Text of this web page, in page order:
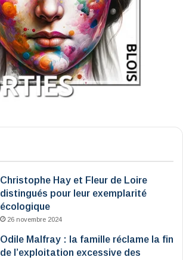
Christophe Hay et Fleur de Loire
distingués pour leur exemplarité
écologique
26 novembre 2024
Odile Malfray : la famille réclame la fin
de l’exploitation excessive des